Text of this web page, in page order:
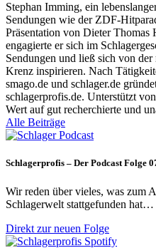
Stephan Imming, ein
Sendungen wie der ZDF-
Präsentation von Dieter Thomas
engagierte er sich im
Sendungen und ließ sich von
Krenz inspirieren. Nach
smago.de und schlager.de
schlagerprofis.de. Unterstützt
Wert auf gut recherchierte und
Alle Beiträge
Schlagerprofis – Der Podcast Folge
Wir reden über vieles, was zum
Schlagerwelt stattgefunden hat…
Direkt zur neuen Folge